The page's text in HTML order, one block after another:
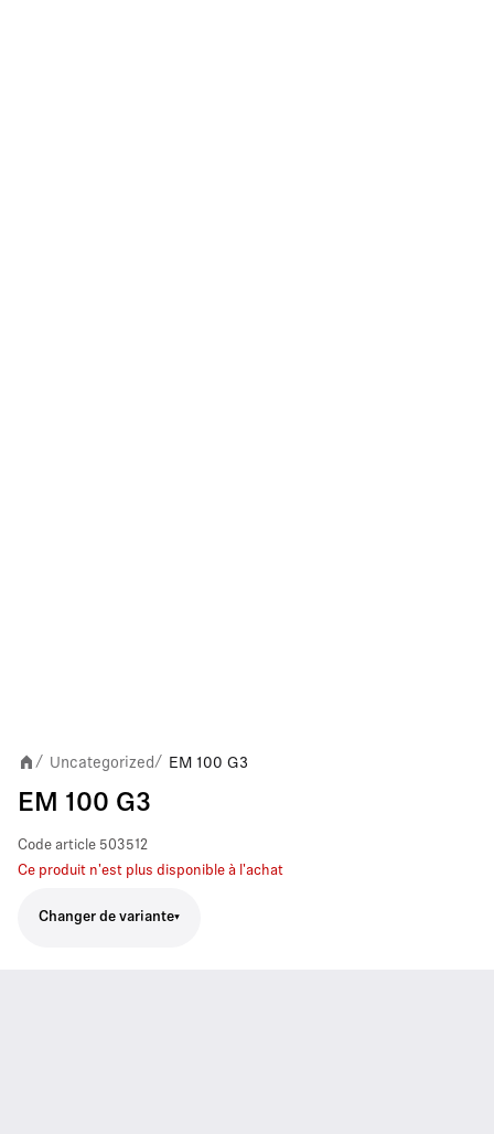
/ Uncategorized/ EM 100 G3
EM 100 G3
Code article 503512
Ce produit n'est plus disponible à l'achat
Changer de variante